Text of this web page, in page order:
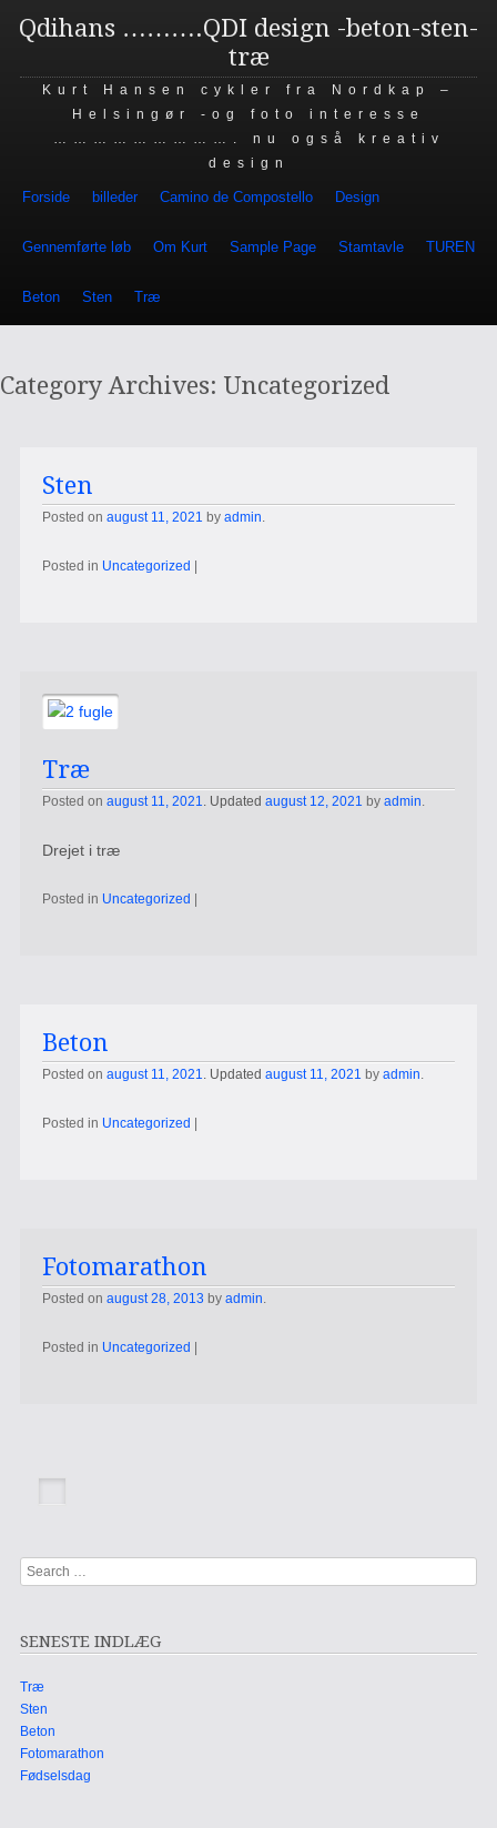
Qdihans ……….QDI design -beton-sten-
træ
Kurt Hansen cykler fra Nordkap –
Helsingør -og foto interesse
………………………. nu også kreativ
design
Skip to content
Forside billeder Camino de Compostello Design
Gennemførte løb Om Kurt Sample Page Stamtavle TUREN
Beton Sten Træ
Category Archives: Uncategorized
Sten
Posted on august 11, 2021 by admin.
Posted in Uncategorized
Træ
Posted on august 11, 2021. Updated august 12, 2021 by admin.
Drejet i træ
Posted in Uncategorized
Beton
Posted on august 11, 2021. Updated august 11, 2021 by admin.
Posted in Uncategorized
Fotomarathon
Posted on august 28, 2013 by admin.
Posted in Uncategorized
Search
SENESTE INDLÆG
Træ
Sten
Beton
Fotomarathon
Fødselsdag